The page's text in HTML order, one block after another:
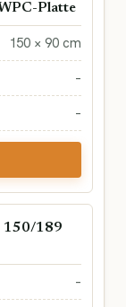
Platte
150 × 90 cm
–
–
150/189
–